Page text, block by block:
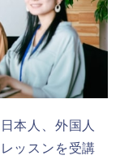
本人、外国人
ッスンを受講